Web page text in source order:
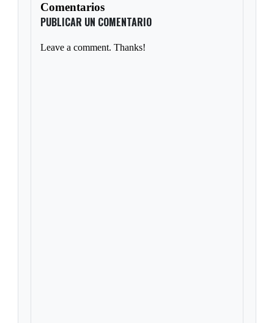
Comentarios
PUBLICAR UN COMENTARIO
Leave a comment. Thanks!